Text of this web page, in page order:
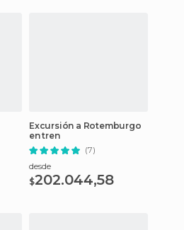
Excursión a Rotemburgo
en tren
(7)
desde
$202.044,58